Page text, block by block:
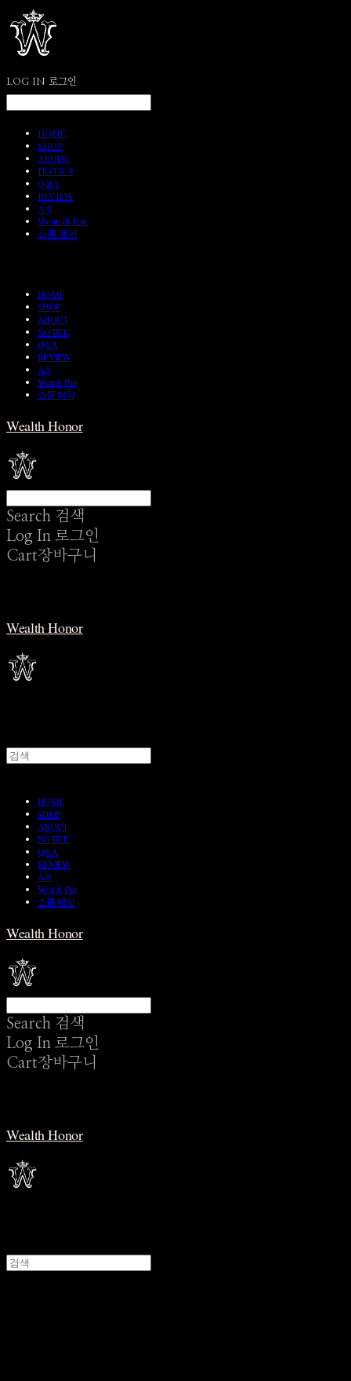
LOG IN 로그인
HOME
SHOP
ABOUT
NOTICE
Q&A
REVIEW
A/S
Wear & Pair
쇼룸 예약
HOME
SHOP
ABOUT
NOTICE
Q&A
REVIEW
A/S
Wear & Pair
쇼룸 예약
Wealth Honor
Search 검색
Log In 로그인
Cart장바구니
Wealth Honor
HOME
SHOP
ABOUT
NOTICE
Q&A
REVIEW
A/S
Wear & Pair
쇼룸 예약
Wealth Honor
Search 검색
Log In 로그인
Cart장바구니
Wealth Honor